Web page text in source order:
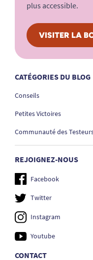
plus accessible.
VISITER LA
CATÉGORIES DU BLOG
Conseils
Petites Victoires
Communauté des
REJOIGNEZ-NOUS
Facebook
Twitter
Instagram
Youtube
CONTACT